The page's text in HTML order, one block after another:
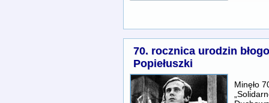
70. rocznica urodzin
Popiełuszki
Minęło